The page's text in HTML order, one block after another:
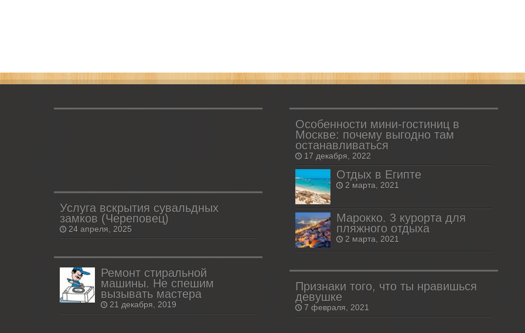
Услуга вскрытия сувальдных
замков (Череповец)
24 апреля, 2025
Ремонт стиральной
машины. Не спешим
вызывать мастера
21 декабря, 2019
Особенности мини-гостиниц в
Москве: почему выгодно там
останавливаться
17 декабря, 2022
Отдых в Египте
2 марта, 2021
Марокко. 3 курорта для
пляжного отдыха
2 марта, 2021
Признаки того, что ты нравишься
девушке
7 февраля, 2021